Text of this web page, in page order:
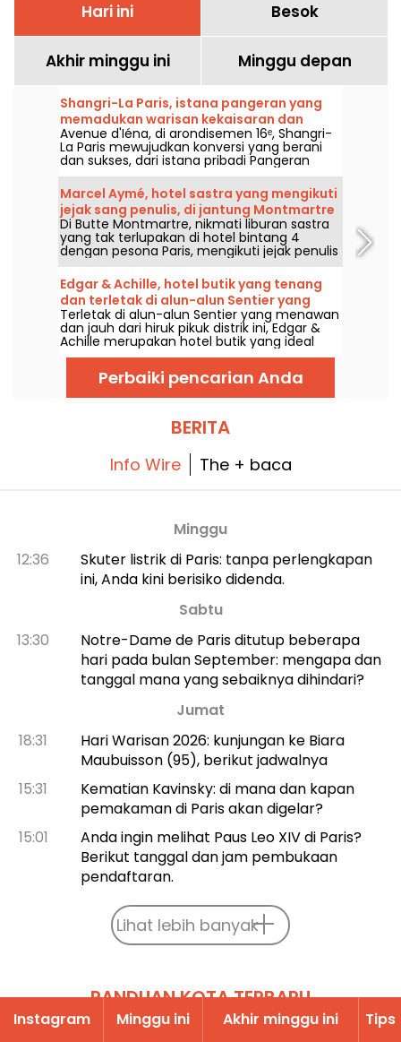
Hari ini Besok
Akhir minggu ini Minggu depan
Shangri-La Paris, istana pangeran yang
memadukan warisan kekaisaran dan
kemewahan Asia di Avenue d'Iéna
Avenue d'Iéna, di arondisemen 16ᵉ, Shangri-
La Paris mewujudkan konversi yang berani
dan sukses, dari istana pribadi Pangeran
Roland Bonaparte menjadi hotel yang
terdaftar sebagai Monumen Bersejarah dan
istana terkemuka.
Marcel Aymé, hotel sastra yang mengikuti
jejak sang penulis, di jantung Montmartre
Di Butte Montmartre, nikmati liburan sastra
yang tak terlupakan di hotel bintang 4
dengan pesona Paris, mengikuti jejak penulis
Marcel Aymé, yang tinggal di distrik ini dan
meninggalkan jejak dengan Passe-muraille-
nya yang terkenal!
Edgar & Achille, hotel butik yang tenang
dan terletak di alun-alun Sentier yang
menawan
Terletak di alun-alun Sentier yang menawan
dan jauh dari hiruk pikuk distrik ini, Edgar &
Achille merupakan hotel butik yang ideal
untuk tidur malam yang menenangkan.
Perbaiki pencarian Anda
BERITA
Info Wire The + baca
Minggu
12:36
Skuter listrik di Paris: tanpa perlengkapan
ini, Anda kini berisiko didenda.
Sabtu
13:30
Notre-Dame de Paris ditutup beberapa
hari pada bulan September: mengapa dan
tanggal mana yang sebaiknya dihindari?
Jumat
18:31
Hari Warisan 2026: kunjungan ke Biara
Maubuisson (95), berikut jadwalnya
15:31
Kematian Kavinsky: di mana dan kapan
pemakaman di Paris akan digelar?
15:01
Anda ingin melihat Paus Leo XIV di Paris?
Berikut tanggal dan jam pembukaan
pendaftaran.
Lihat lebih banyak
PANDUAN KOTA TERBARU
Instagram Minggu ini Akhir minggu ini Tips